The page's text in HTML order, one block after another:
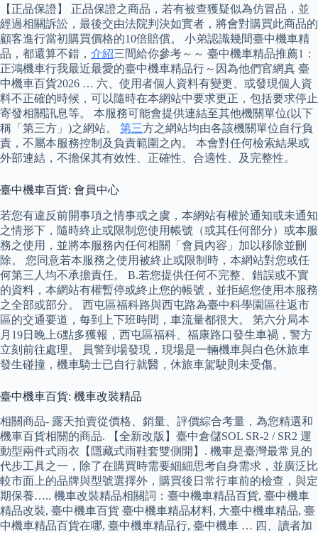
【正品保證】 正品保證之商品，若有被查獲疑似為仿冒品，並
經過相關訴訟，最後交由法院判決如實者，將會對購買此商品的
顧客進行當初購買價格的10倍賠償。 小弟認識幾間臺中機車精
品，都還算不錯， 介紹三間給你參考～～ 臺中機車精品推薦1：
正鴻機車行我最近最愛的臺中機車精品行～因為他們官網真 臺
中機車百貨2026 … 六、使用者個人資料有變更、或發現個人資
料不正確的時候，可以隨時在本網站中要求更正，包括要求停止
寄發相關訊息等。 本服務可能會提供連結至其他機關單位(以下
稱「第三方」)之網站。 第三方之網站均由各該機關單位自行負
責，不屬本服務控制及負責範圍之內。 本會對任何檢索結果或
外部連結，不擔保其有效性、正確性、合適性、及完整性。
臺中機車百貨: 會員中心
若您有違反前開事項之情事或之虞，本網站有權於通知或未通知
之情形下，隨時終止或限制您使用帳號（或其任何部分）或本服
務之使用，並將本服務內任何相關「會員內容」加以移除並刪
除。 您同意若本服務之使用被終止或限制時，本網站對您或任
何第三人均不承擔責任。 B.若您提供任何不完整、錯誤或不實
的資料，本網站有權暫停或終止您的帳號，並拒絕您使用本服務
之全部或部分。 西屯區福科路與西屯路為臺中科學園區往返市
區的交通要道，每到上下班時間，車流量都很大。 第六分局本
月19日晚上6點多獲報，西屯區福科、福康路口發生車禍，警方
立刻前往處理。 員警到場發現，現場是一輛機車與白色休旅車
發生碰撞，機車騎士已自行就醫，休旅車駕駛則未受傷。
臺中機車百貨: 機車改裝精品
相關商品- 露天拍賣從價格、銷量、評價綜合考量，為您精選和
機車百貨相關的商品. 【全新改版】臺中倉儲SOL SR-2 / SR2 運
動型兩件式雨衣【隱藏式雨鞋套雙側開】. 機車是臺灣最常見的
代步工具之一，除了在購買時需要細細思考自身需求，並廣泛比
較市面上的品牌與型號選擇外，購買後日常行車前的檢查，與定
期保養….. 機車改裝精品相關詞：臺中機車精品百貨, 臺中機車
精品改裝, 臺中機車百貨 臺中機車精品材料, 大臺中機車精品, 臺
中機車精品百貨在哪, 臺中機車精品行, 臺中機車 … 四、讀者加